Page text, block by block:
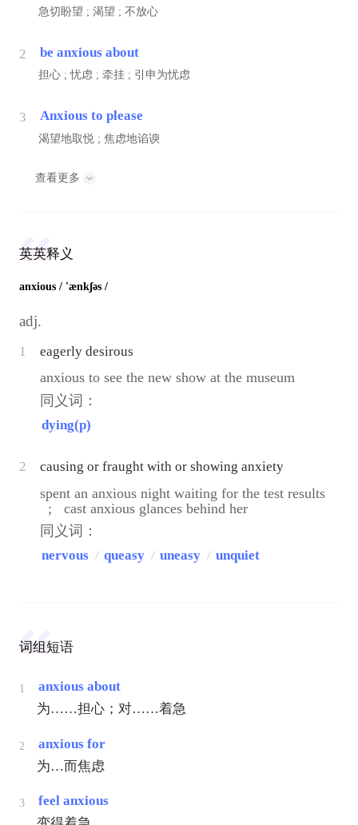
急切盼望 ; 渴望 ; 不放心
2 be anxious about
担心 ; 忧虑 ; 牵挂 ; 引申为忧虑
3 Anxious to please
渴望地取悦 ; 焦虑地谄谀
查看更多
英英释义
anxious / 'ænkʃəs /
adj.
1 eagerly desirous
anxious to see the new show at the museum
同义词：
dying(p)
2 causing or fraught with or showing anxiety
spent an anxious night waiting for the test results
;
cast anxious glances behind her
同义词：
nervous / queasy / uneasy / unquiet
词组短语
1
anxious about
为……担心；对……着急
2
anxious for
为…而焦虑
3
feel anxious